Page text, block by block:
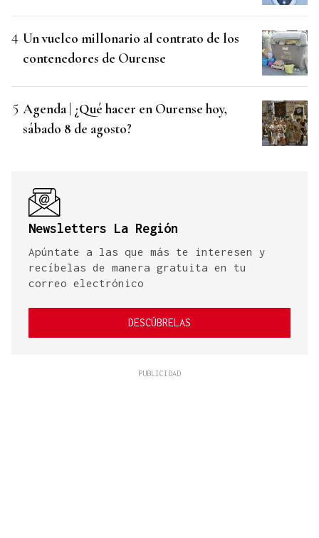
Un vuelco millonario al contrato de los
contenedores de Ourense
Agenda | ¿Qué hacer en Ourense hoy,
sábado 8 de agosto?
Newsletters La Región
Apúntate a las que más te interesen y
recíbelas de manera gratuita en tu
correo electrónico
DESCÚBRELAS